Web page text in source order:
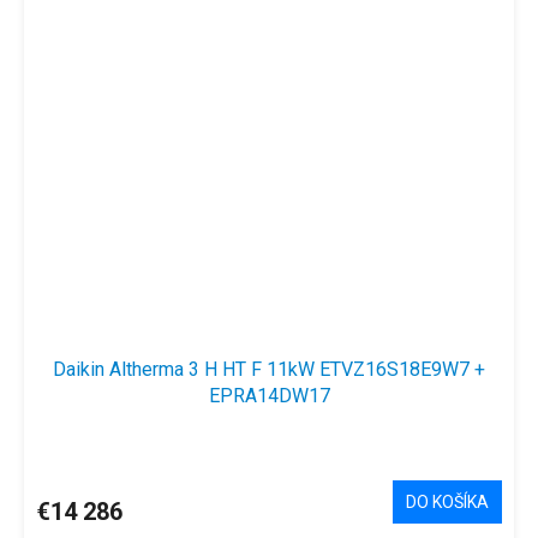
Daikin Altherma 3 H HT F 11kW ETVZ16S18E9W7 +
EPRA14DW17
€14 286 DO KOŠÍKA